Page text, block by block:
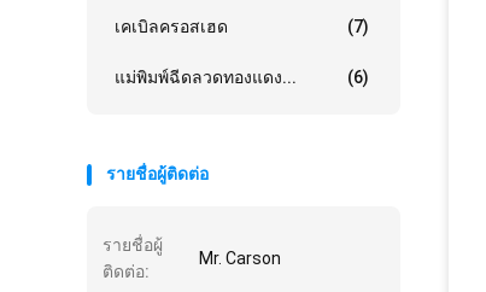
เคเบิลครอสเฮด (7)
แม่พิมพ์ฉีดลวดทองแดง... (6)
รายชื่อผู้ติดต่อ
รายชื่อผู้
ติดต่อ:
Mr. Carson